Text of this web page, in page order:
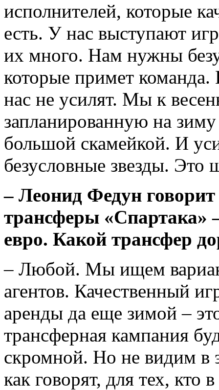
исполнителей, которые
есть. У нас выступают
их много. Нам нужны
которые примет
нас не усилят. Мы к
запланированную на
большой скамейкой. И
безусловные звезды. Это
– Леонид Федун
трансферы «Спартака»
евро. Какой трансфер
– Любой. Мы ищем
агентов. Качественный
аренды да еще зимой –
трансферная кампания
скромной. Но не видим в
как говорят, для тех,